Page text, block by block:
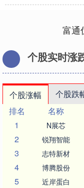
富通
个股实时涨
个股涨幅 个股跌
排名
名称
1
N展芯
2 锐翔智能
3 志特新材
4 博腾股份
5 近岸蛋白